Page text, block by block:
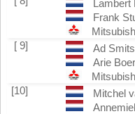
Lambert
Frank
[ 9]
Ad Smits
Arie
[10]
Mitchel